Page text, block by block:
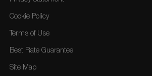
Cookie Policy
Terms of Use
Best Rate Guarantee
Site Map